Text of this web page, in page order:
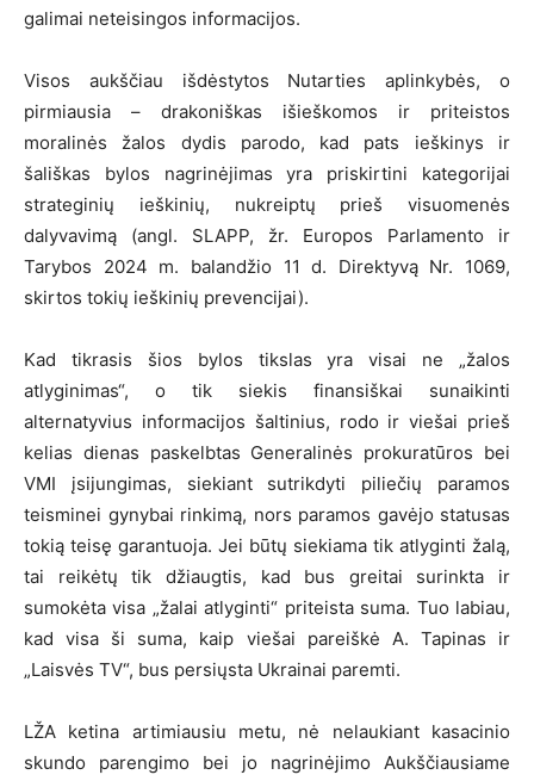
galimai neteisingos informacijos.
Visos aukščiau išdėstytos Nutarties aplinkybės, o
pirmiausia – drakoniškas išieškomos ir priteistos
moralinės žalos dydis parodo, kad pats ieškinys ir
šališkas bylos nagrinėjimas yra priskirtini kategorijai
strateginių ieškinių, nukreiptų prieš visuomenės
dalyvavimą (angl. SLAPP, žr. Europos Parlamento ir
Tarybos 2024 m. balandžio 11 d. Direktyvą Nr. 1069,
skirtos tokių ieškinių prevencijai).
Kad tikrasis šios bylos tikslas yra visai ne „žalos
atlyginimas“, o tik siekis finansiškai sunaikinti
alternatyvius informacijos šaltinius, rodo ir viešai prieš
kelias dienas paskelbtas Generalinės prokuratūros bei
VMI įsijungimas, siekiant sutrikdyti piliečių paramos
teisminei gynybai rinkimą, nors paramos gavėjo statusas
tokią teisę garantuoja. Jei būtų siekiama tik atlyginti žalą,
tai reikėtų tik džiaugtis, kad bus greitai surinkta ir
sumokėta visa „žalai atlyginti“ priteista suma. Tuo labiau,
kad visa ši suma, kaip viešai pareiškė A. Tapinas ir
„Laisvės TV“, bus persiųsta Ukrainai paremti.
LŽA ketina artimiausiu metu, nė nelaukiant kasacinio
skundo parengimo bei jo nagrinėjimo Aukščiausiame